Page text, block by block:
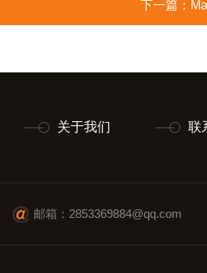
下一篇：
关于我们 联
邮箱：2853369884@qq.com